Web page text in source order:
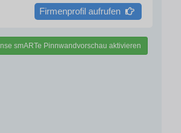
Firmenprofil aufrufen
smARTe Pinnwandvorschau aktivieren